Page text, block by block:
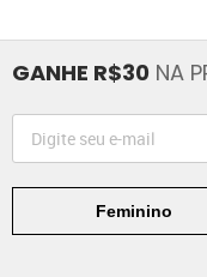
GANHE R$30 NA
Feminino